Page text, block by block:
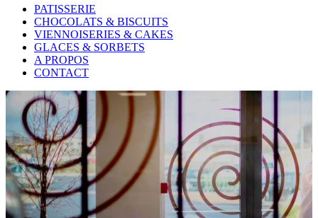
PATISSERIE
CHOCOLATS & BISCUITS
VIENNOISERIES & CAKES
GLACES & SORBETS
A PROPOS
CONTACT